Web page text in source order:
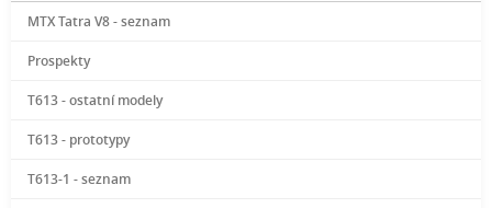
MTX Tatra V8 - seznam
Prospekty
T613 - ostatní modely
T613 - prototypy
T613-1 - seznam